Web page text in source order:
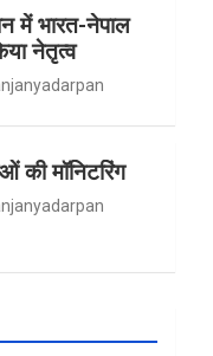
में भारत-नेपाल
नेतृत्व
की मॉनिटरिंग